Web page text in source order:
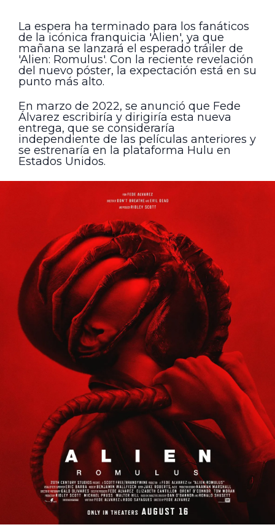
La espera ha terminado para los fanáticos
de la icónica franquicia 'Alien', ya que
mañana se lanzará el esperado tráiler de
'Alien: Romulus'. Con la reciente revelación
del nuevo póster, la expectación está en su
punto más alto.
En marzo de 2022, se anunció que Fede
Álvarez escribiría y dirigiría esta nueva
entrega, que se consideraría
independiente de las películas anteriores y
se estrenaría en la plataforma Hulu en
Estados Unidos.